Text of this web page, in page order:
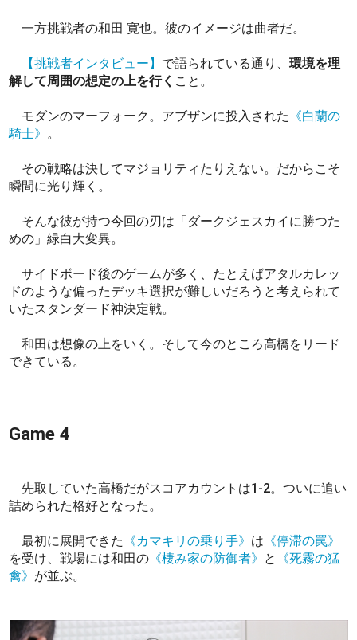
一方挑戦者の和田 寛也。彼のイメージは曲者だ。
【挑戦者インタビュー】 で語られている通り、環境を理
解して周囲の想定の上を行く こと。
モダンのマーフォーク。アブザンに投入された 《白蘭の
騎士》 。
その戦略は決してマジョリティたりえない。だからこそ
瞬間に光り輝く。
そんな彼が持つ今回の刃は「ダークジェスカイに勝つた
めの」緑白大変異。
サイドボード後のゲームが多く、たとえばアタルカレッ
ドのような偏ったデッキ選択が難しいだろうと考えられて
いたスタンダード神決定戦。
和田は想像の上をいく。そして今のところ高橋をリード
できている。
Game 4
先取していた高橋だがスコアカウントは1-2。ついに追い
詰められた格好となった。
最初に展開できた 《カマキリの乗り手》 は 《停滞の罠》
を受け、戦場には和田の 《棲み家の防御者》 と
《死霧の猛
禽》 が並ぶ。